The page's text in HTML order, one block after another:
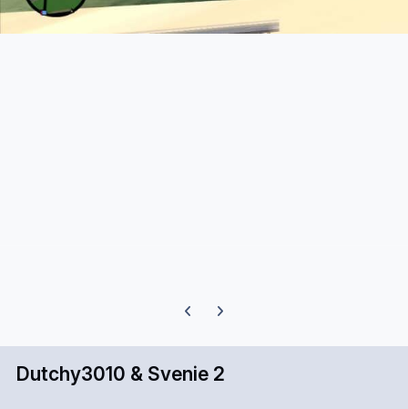
Previous carousel slide
Next carousel slide
Dutchy3010 & Svenie 2